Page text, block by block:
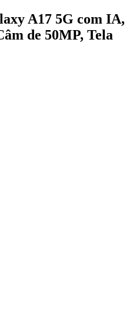
A17 5G com IA,
de 50MP, Tela